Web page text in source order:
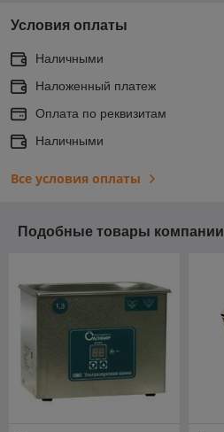
Условия оплаты
Наличными
Наложенный платеж
Оплата по реквизитам
Наличными
Все условия оплаты
Подобные товары компании